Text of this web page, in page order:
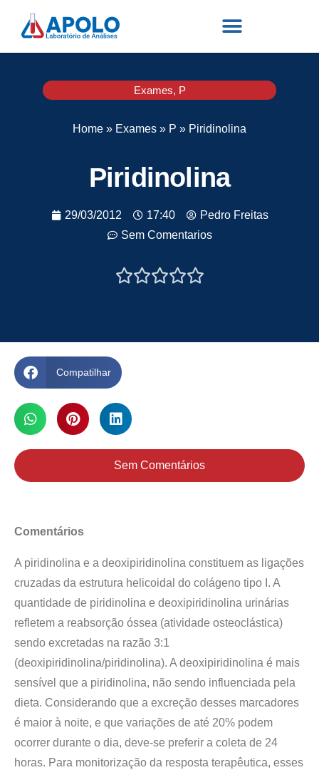
Exames, P
Home » Exames » P » Piridinolina
Piridinolina
29/03/2012 17:40
Pedro Freitas
Sem Comentarios

Compatilhar
Sem Comentários
Comentários
A piridinolina e a deoxipiridinolina constituem as ligações
cruzadas da estrutura helicoidal do colágeno tipo I. A
quantidade de piridinolina e deoxipiridinolina urinárias
refletem a reabsorção óssea (atividade osteoclástica)
sendo excretadas na razão 3:1
(deoxipiridinolina/piridinolina). A deoxipiridinolina é mais
sensível que a piridinolina, não sendo influenciada pela
dieta. Considerando que a excreção desses marcadores
é maior à noite, e que variações de até 20% podem
ocorrer durante o dia, deve-se preferir a coleta de 24
horas. Para monitorização da resposta terapêutica, esses